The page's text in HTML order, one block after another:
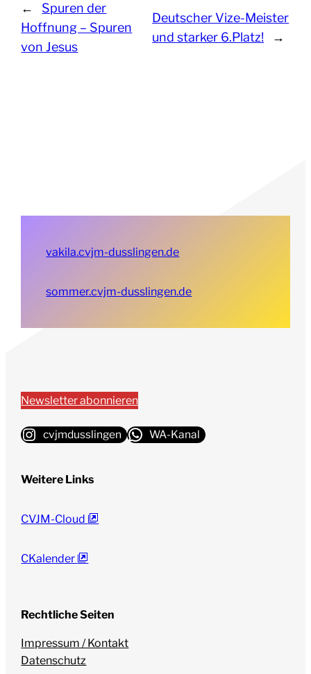
←
Spuren der
Hoffnung – Spuren
von Jesus
Deutscher Vize-Meister
und starker 6.Platz!
→
vakila.cvjm-dusslingen.de
sommer.cvjm-dusslingen.de
Newsletter abonnieren
cvjmdusslingen WA-Kanal
Weitere Links
CVJM-Cloud
CKalender
Rechtliche Seiten
Impressum / Kontakt
Datenschutz